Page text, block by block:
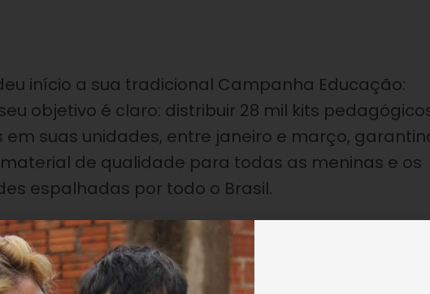
início a sua tradicional Campanha Educação:
objetivo é claro: distribuir 28 mil kits
em suas unidades, entre janeiro e março,
de qualidade para todas as meninas e os
espalhadas por todo o Brasil.